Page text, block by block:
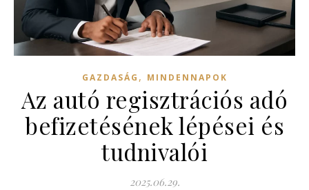
GAZDASÁG , MINDENNAPOK
Az autó regisztrációs adó
befizetésének lépései és
tudnivalói
2025.06.29.